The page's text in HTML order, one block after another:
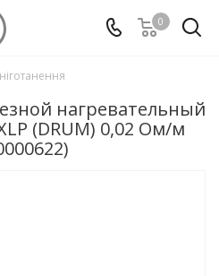
0
нагревательный
(DRUM) 0,02 Ом/м